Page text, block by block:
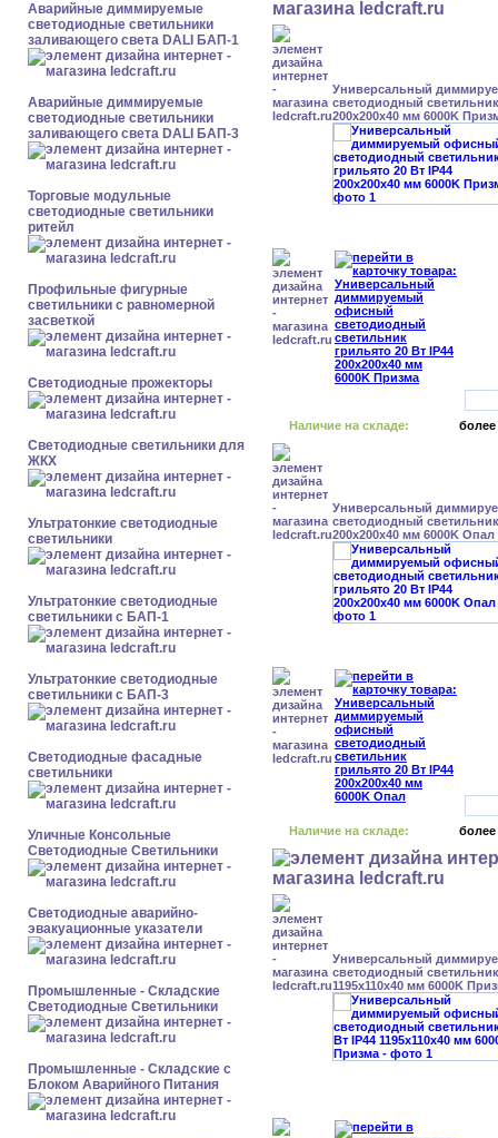
Аварийные диммируемые
светодиодные светильники
заливающего света DALI БАП-1
Аварийные диммируемые
светодиодные светильники
заливающего света DALI БАП-3
Торговые модульные
светодиодные светильники
ритейл
Профильные фигурные
светильники с равномерной
засветкой
Светодиодные прожекторы
Светодиодные светильники для
ЖКХ
Ультратонкие светодиодные
светильники
Ультратонкие светодиодные
светильники с БАП-1
Ультратонкие светодиодные
светильники с БАП-3
Светодиодные фасадные
светильники
Уличные Консольные
Светодиодные Светильники
Светодиодные аварийно-
эвакуационные указатели
Промышленные - Складские
Светодиодные Светильники
Промышленные - Складские с
Блоком Аварийного Питания
Универсальный
светодиодный
200x200x40 мм 6000K
Наличие на складе: более
Универсальный
светодиодный
200x200x40 мм 6000K Опал
Наличие на складе: более
Универсальный
светодиодный
1195x110x40 мм 6000K